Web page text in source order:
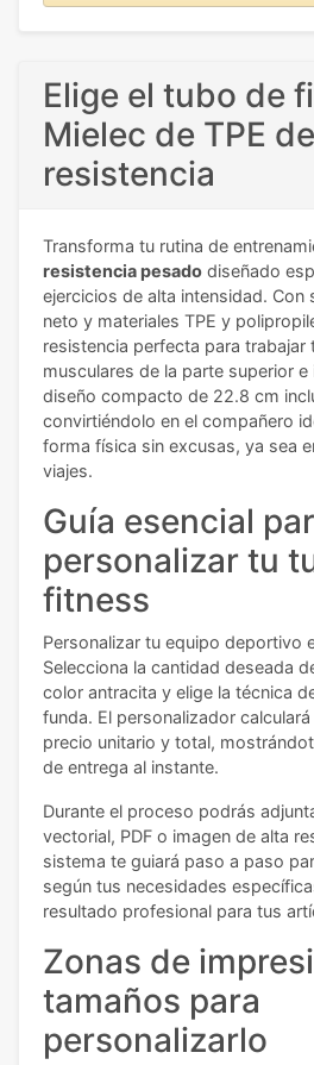
Elige el tubo de
Mielec de TPE
resistencia
Transforma tu rutina de
resistencia pesado diseñado
ejercicios de alta intensidad. Con
neto y materiales TPE y
resistencia perfecta para
musculares de la parte superior
diseño compacto de 22.8 cm
convirtiéndolo en el compañero
forma física sin excusas, ya sea
viajes.
Guía esencial
personalizar tu
fitness
Personalizar tu equipo deportivo
Selecciona la cantidad deseada
color antracita y elige la técnica
funda. El personalizador
precio unitario y total,
de entrega al instante.
Durante el proceso podrás
vectorial, PDF o imagen de alta
sistema te guiará paso a paso
según tus necesidades
resultado profesional para tus
Zonas de
tamaños para
personalizarlo